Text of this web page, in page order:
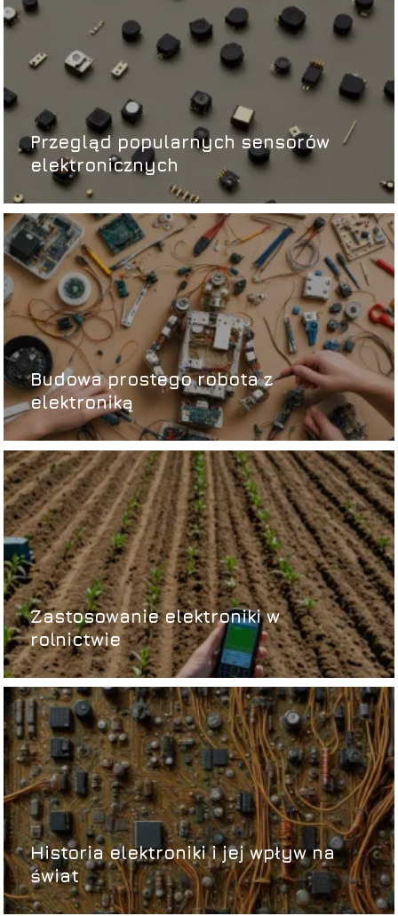
Przegląd popularnych sensorów
elektronicznych
Budowa prostego robota z
elektroniką
Zastosowanie elektroniki w
rolnictwie
Historia elektroniki i jej wpływ na
świat